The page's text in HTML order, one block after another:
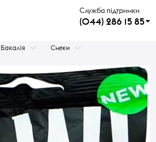
Служба підтримки
(044) 286 15 85
Бакалія Снеки